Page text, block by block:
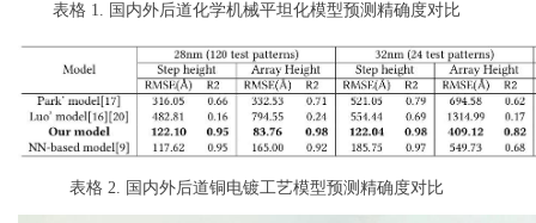
表格 1. 国内外后道化学机械平坦化模型预测精确度对比
表格 2. 国内外后道铜电镀工艺模型预测精确度对比